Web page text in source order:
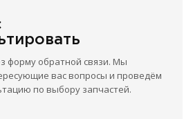
форму обратной связи. Мы
вас вопросы и проведём
по выбору запчастей.